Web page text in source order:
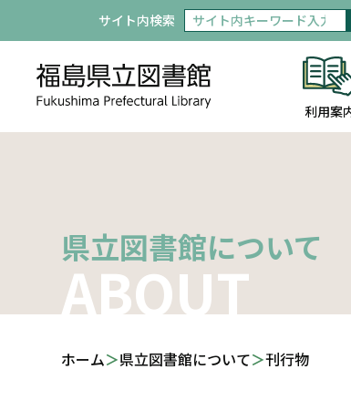
サイト内検索
利用案
県立図書館について
ABOUT
ホーム 県立図書館について 刊行物